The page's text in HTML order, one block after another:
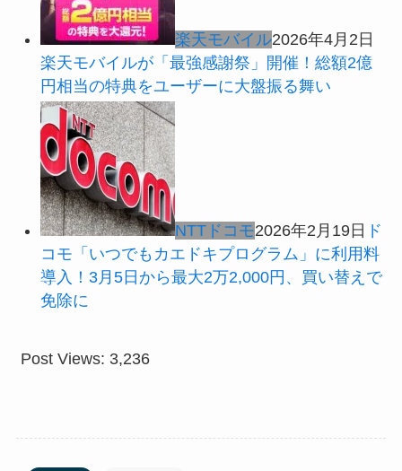
楽天モバイル2026年4月2日
楽天モバイルが「最強感謝祭」開催！総額2億
円相当の特典をユーザーに大盤振る舞い
NTTドコモ2026年2月19日 ド
コモ「いつでもカエドキプログラム」に利用料
導入！3月5日から最大2万2,000円、買い替えで
免除に
Post Views: 3,236